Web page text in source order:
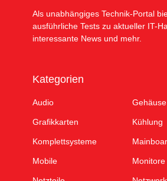
Als unabhängiges Technik-Portal
ausführliche Tests zu aktueller IT-
interessante News und mehr.
Kategorien
Audio Gehäuse
Grafikkarten Kühlung
Komplettsysteme
Mobile Monitore